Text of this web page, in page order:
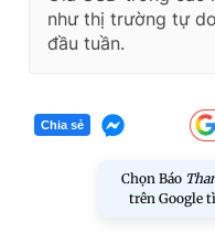
như thị trường tự
đầu tuần.
Chia sẻ
Chọn Báo
trên Google